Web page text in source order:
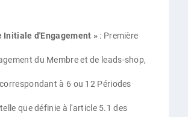
Initiale d'Engagement » : Première
du Membre et de leads-shop,
à 6 ou 12 Périodes
que définie à l'article 5.1 des